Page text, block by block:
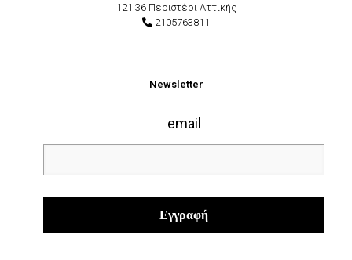
121 36 Περιστέρι Αττικής
2105763811
Newsletter
email